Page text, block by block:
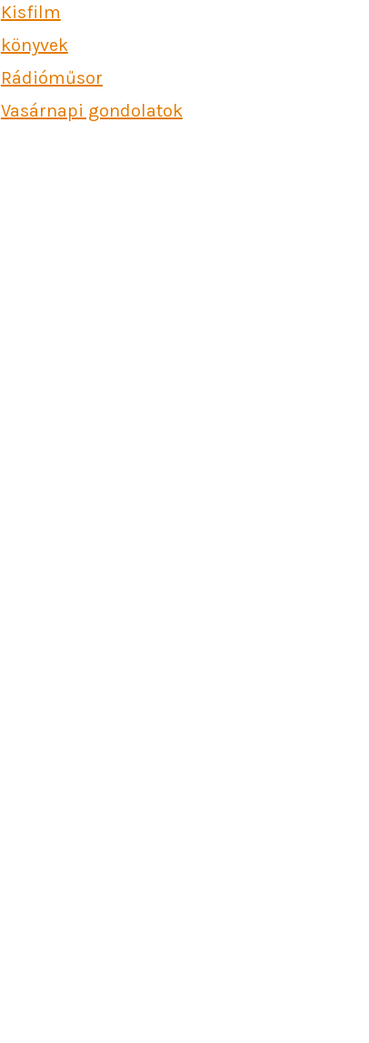
Kisfilm
könyvek
Rádióműsor
Vasárnapi gondolatok